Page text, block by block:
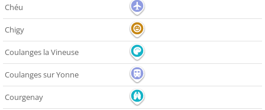
Chéu
Chigy
Coulanges la Vineuse
Coulanges sur Yonne
Courgenay